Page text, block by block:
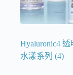
Hyaluronic4
水漾系列 (4)